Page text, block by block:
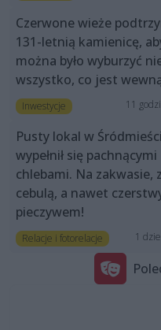
Czerwone wieże
131-letnią kamienicę,
można było wyburzyć
wszystko, co jest
Inwestycje 11
Pusty lokal w
wypełnił się pachnącymi
chlebami. Na zakwasie, z
cebulą, a nawet
pieczywem!
Relacje i fotorelacje 1